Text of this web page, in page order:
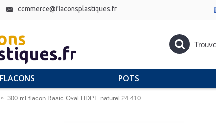
commerce@flaconsplastiques.fr
FLACONS POTS
300 ml flacon Basic Oval HDPE naturel 24.410